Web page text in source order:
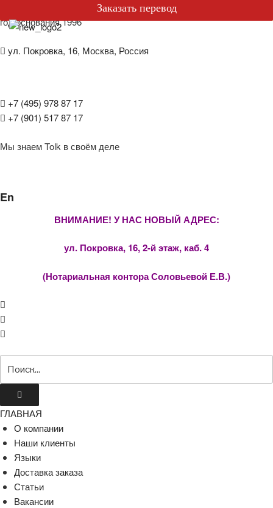
год основания 1996
ул. Покровка, 16, Москва, Россия
+7 (495) 978 87 17
+7 (901) 517 87 17
Мы знаем Tolk в своём деле
En
ВНИМАНИЕ! У НАС НОВЫЙ АДРЕС:
ул. Покровка, 16, 2-й этаж, каб. 4
(Нотариальная контора Соловьевой Е.В.)
ГЛАВНАЯ
О компании
Наши клиенты
Языки
Доставка заказа
Статьи
Вакансии
Специальные предложения
Заказать перевод